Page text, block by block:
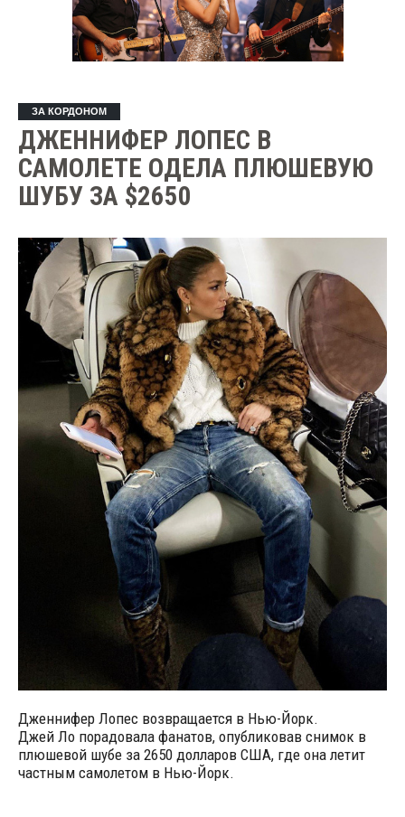
ЗА КОРДОНОМ
ДЖЕННИФЕР ЛОПЕС В
САМОЛЕТЕ ОДЕЛА ПЛЮШЕВУЮ
ШУБУ ЗА $2650
Дженнифер Лопес возвращается в Нью-Йорк.
Джей Ло порадовала фанатов, опубликовав снимок в
плюшевой шубе за 2650 долларов США, где она летит
частным самолетом в Нью-Йорк.